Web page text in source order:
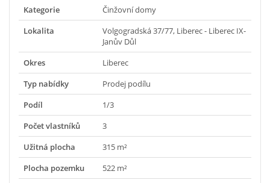
Kategorie
Činžovní domy
Lokalita
Volgogradská 37/77, Liberec - Liberec IX-
Janův Důl
Okres
Liberec
Typ nabídky
Prodej podílu
Podíl
1/3
Počet vlastníků
3
Užitná plocha
315 m²
Plocha pozemku
522 m²